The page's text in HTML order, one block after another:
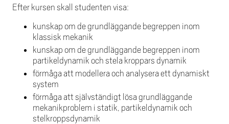
Efter kursen skall studenten visa:
kunskap om de grundläggande begreppen inom
klassisk mekanik
kunskap om de grundläggande begreppen inom
partikeldynamik och stela kroppars dynamik
förmåga att modellera och analysera ett dynamiskt
system
förmåga att självständigt lösa grundläggande
mekanikproblem i statik, partikeldynamik och
stelkroppsdynamik